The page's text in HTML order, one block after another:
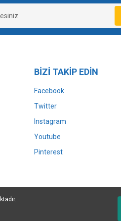
BİZİ TAKİP EDİN
Facebook
Twitter
Instagram
Youtube
Pinterest